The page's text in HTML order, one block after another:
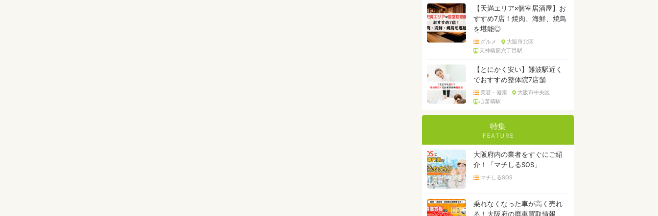
【天満エリア×個室居酒屋】お
すすめ7店！焼肉、海鮮、焼鳥
を堪能◎
グルメ
大阪市北区
天神橋筋六丁目駅
【とにかく安い】難波駅近く
でおすすめ整体院7店舗
美容・健康
大阪市中央区
心斎橋駅
特集
大阪府内の業者をすぐにご紹
介！「マチしるSOS」
マチしるSOS
乗れなくなった車が高く売れ
る！大阪府の廃車買取情報